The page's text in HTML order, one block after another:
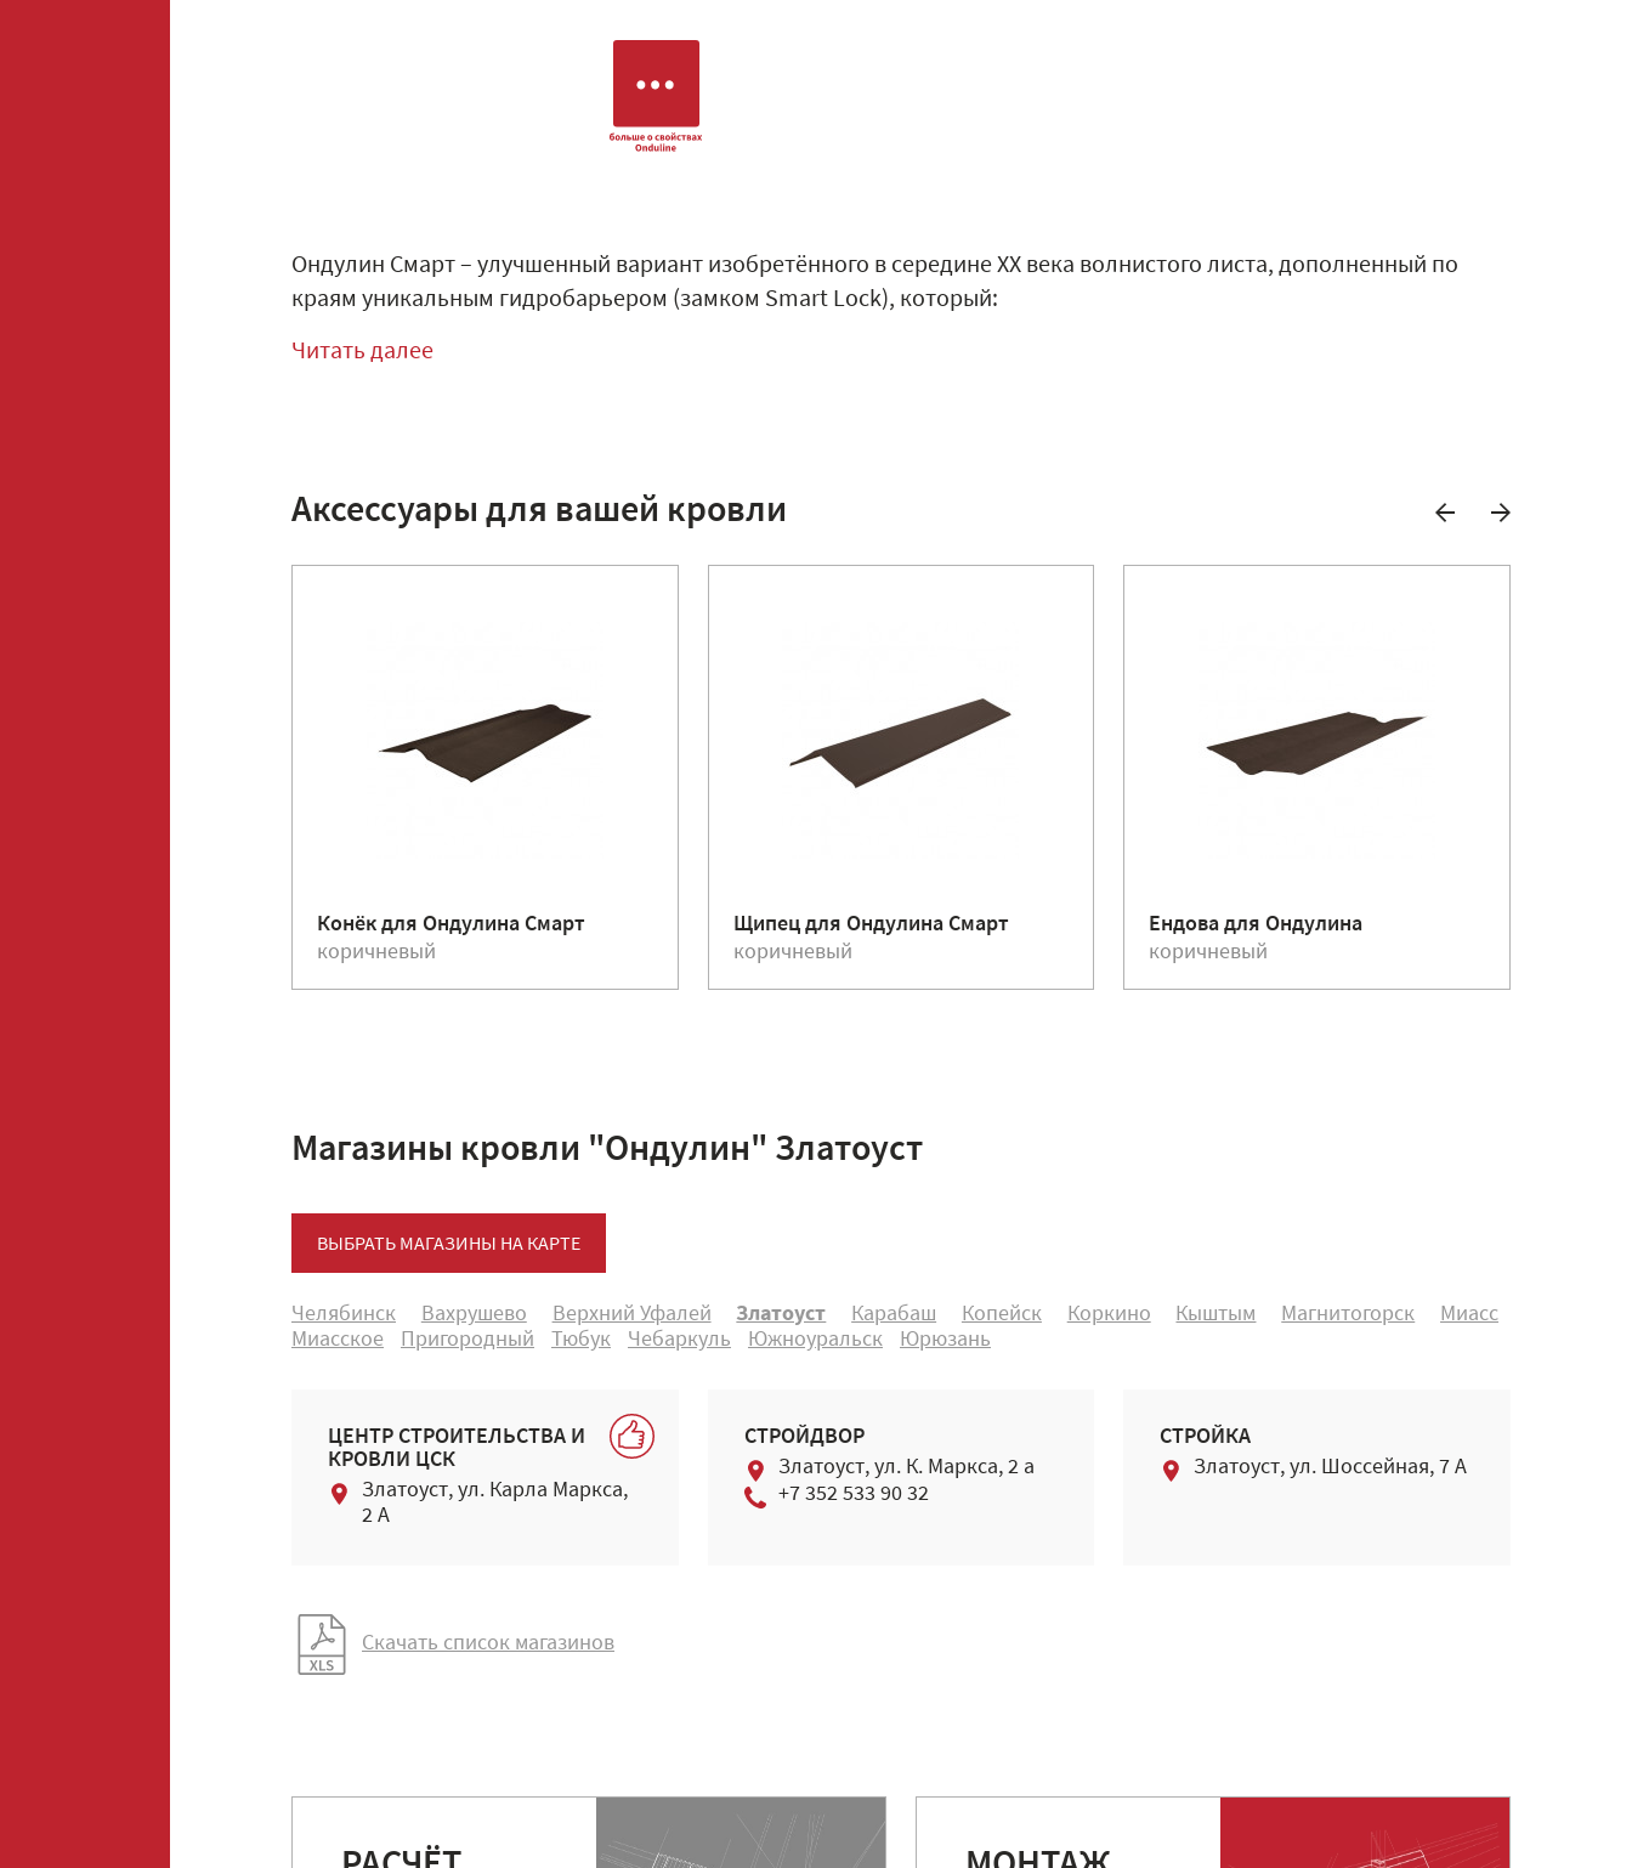
Ондулин Смарт – улучшенный вариант изобретённого в середине XX века волнистого листа, дополненный по
краям уникальным гидробарьером (замком Smart Lock), который:
Читать далее
Аксессуары для вашей кровли
Конёк для Ондулина Смарт
коричневый
Щипец для Ондулина Смарт
коричневый
Ендова для Ондулина
коричневый
Магазины кровли "Ондулин" Златоуст
ВЫБРАТЬ МАГАЗИНЫ НА КАРТЕ
Челябинск Вахрушево Верхний Уфалей Златоуст Карабаш Копейск Коркино Кыштым Магнитогорск
Миасс
Миасское
Пригородный Тюбук Чебаркуль Южноуральск Юрюзань
ЦЕНТР СТРОИТЕЛЬСТВА И
КРОВЛИ ЦСК
Златоуст, ул. Карла Маркса,
2 А
СТРОЙДВОР
Златоуст, ул. К. Маркса, 2 а
+7 352 533 90 32
СТРОЙКА
Златоуст, ул. Шоссейная, 7 А
Скачать список магазинов